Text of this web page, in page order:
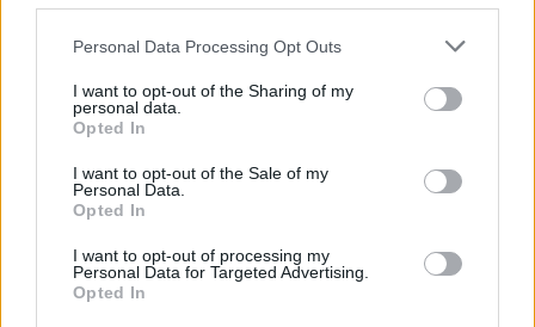
Please note that this website/app uses one or more Google
not limited to your visit or usage behaviour. You may click to
grant or deny consent to Google and its third-party tags to
use your data for below specified purposes in below Google
consent section.
Personal Data Processing Opt Outs
I want to opt-out of the Sharing of my
personal data.
Opted In
I want to opt-out of the Sale of my
Personal Data.
Opted In
I want to opt-out of processing my
Personal Data for Targeted Advertising.
Opted In
2026.08.07. Horváth Zsolt
Györfi Mihály több tucat vállalkozással egyeztetett
a kerékpárgyár dolgozóinak megsegítéséről